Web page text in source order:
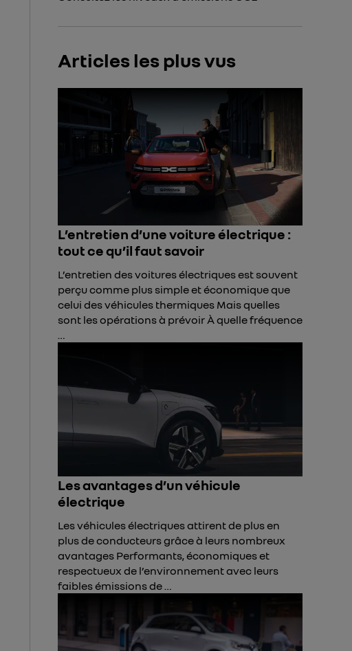
Articles les plus vus
L’entretien d’une voiture électrique :
tout ce qu’il faut savoir
L’entretien des voitures électriques est souvent
perçu comme plus simple et économique que
celui des véhicules thermiques Mais quelles
sont les opérations à prévoir À quelle fréquence
…
Les avantages d’un véhicule
électrique
Les véhicules électriques attirent de plus en
plus de conducteurs grâce à leurs nombreux
avantages Performants, économiques et
respectueux de l’environnement avec leurs
faibles émissions de …